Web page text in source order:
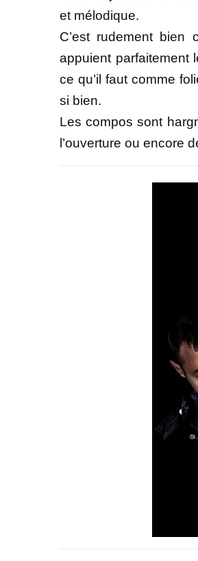
et mélodique.
C’est rudement bien
appuient parfaitement
ce qu’il faut comme
si bien.
Les compos sont
l’ouverture ou encore